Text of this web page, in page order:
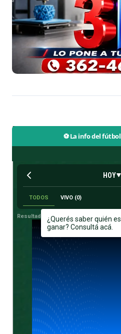
⚽ La info del fútbol